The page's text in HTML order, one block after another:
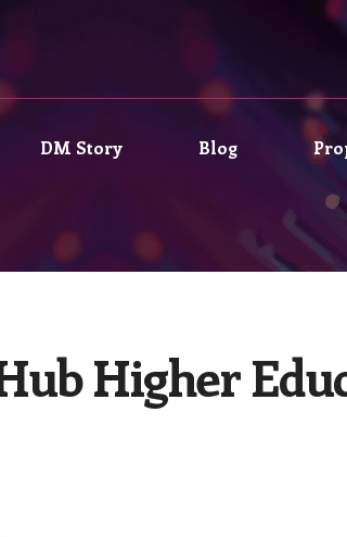
DM Story Blog
Higher